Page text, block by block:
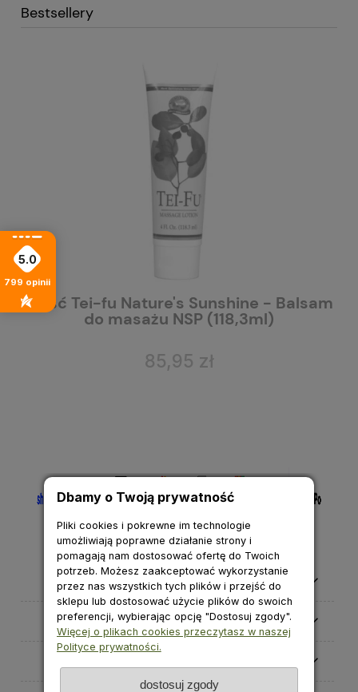
Bestsellery
Maść Tei-fu Nature's Sunshine - Balsam
do masażu NSP (118,3ml)
85,95 zł
Pomoc
Moje konto
5.0
799 opinii
Dbamy o Twoją prywatność
Pliki cookies i pokrewne im technologie
umożliwiają poprawne działanie strony i
pomagają nam dostosować ofertę do Twoich
potrzeb. Możesz zaakceptować wykorzystanie
przez nas wszystkich tych plików i przejść do
sklepu lub dostosować użycie plików do swoich
preferencji, wybierając opcję "Dostosuj zgody".
Więcej o plikach cookies przeczytasz w naszej
Polityce prywatności.
dostosuj zgody